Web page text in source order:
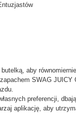
aby
SWAG JUICY
preferencji,
aplikację, aby